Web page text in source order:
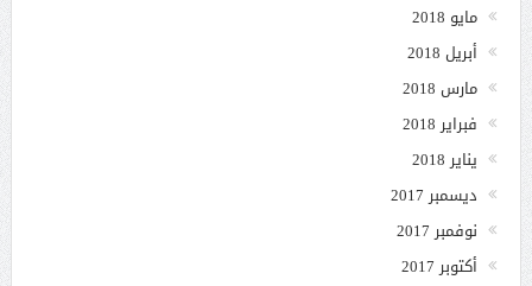
مايو 2018
أبريل 2018
مارس 2018
فبراير 2018
يناير 2018
ديسمبر 2017
نوفمبر 2017
أكتوبر 2017